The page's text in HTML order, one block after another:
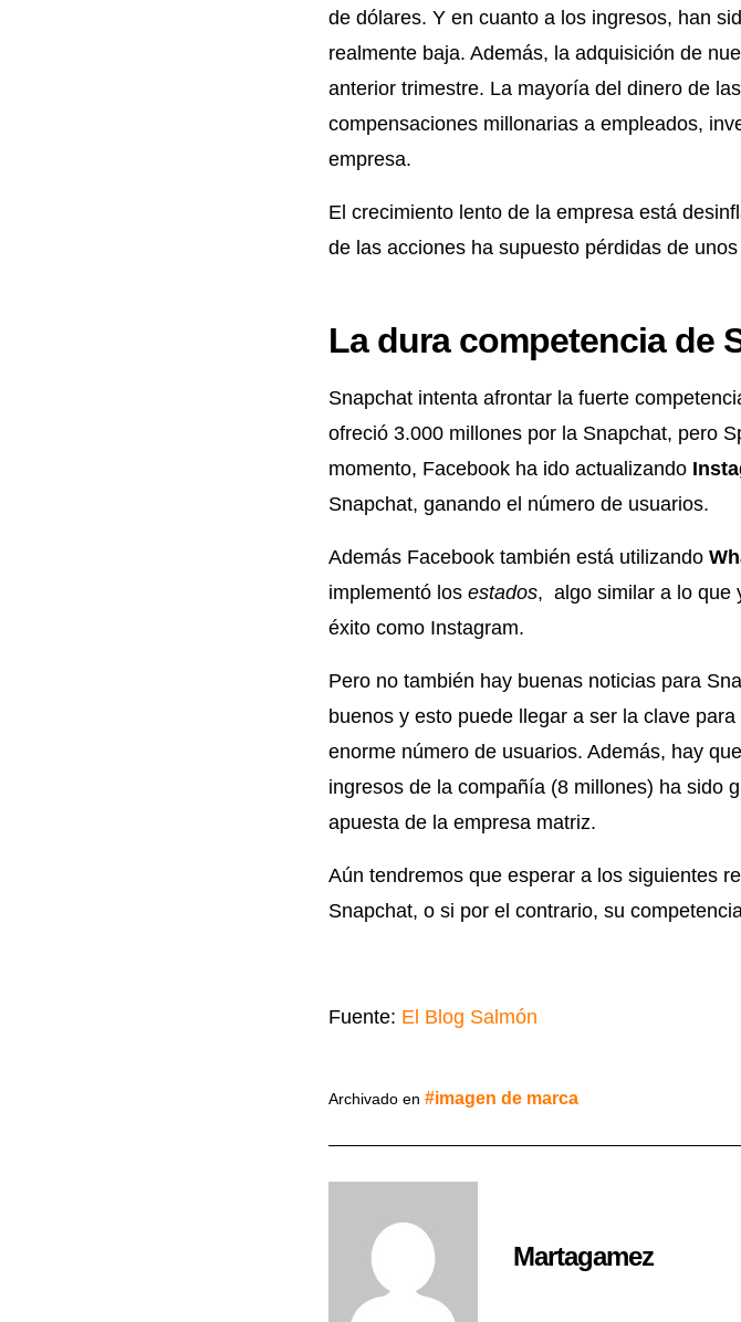
de dólares. Y en cuanto a los ingresos, han
realmente baja. Además, la adquisición de
anterior trimestre. La mayoría del dinero de
compensaciones millonarias a empleados,
empresa.
El crecimiento lento de la empresa está
de las acciones ha supuesto pérdidas de
La dura competencia de
Snapchat intenta afrontar la fuerte
ofreció 3.000 millones por la Snapchat, pero
momento, Facebook ha ido actualizando
Snapchat, ganando el número de usuarios.
Además Facebook también está utilizando
implementó los estados, algo similar a lo que
éxito como Instagram.
Pero no también hay buenas noticias para
buenos y esto puede llegar a ser la clave
enorme número de usuarios. Además, hay
ingresos de la compañía (8 millones) ha sido
apuesta de la empresa matriz.
Aún tendremos que esperar a los siguientes
Snapchat, o si por el contrario, su
Fuente: El Blog Salmón
Archivado en imagen de marca
Martagamez